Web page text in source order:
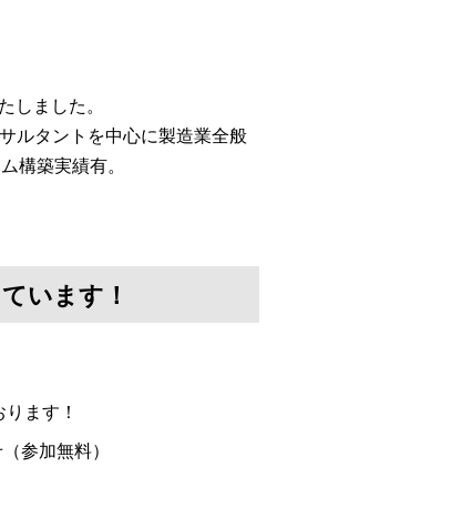
しました。
ルタントを中心に製造業全般
構築実績有。
います！
ます！
参加無料）